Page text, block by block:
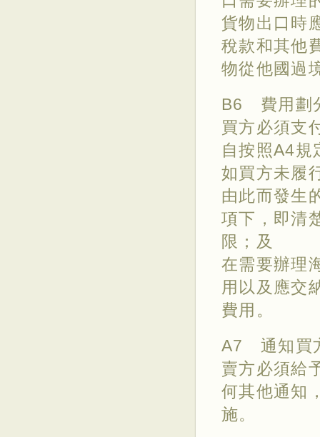
貨物出口時
稅款和其他
物從他國過
B6 費用劃
買方必須支
自按照A4規
如買方未履
由此而發生
項下，即清
限；及
在需要辦理
用以及應交
費用。
A7 通知買
賣方必須給
何其他通知
施。